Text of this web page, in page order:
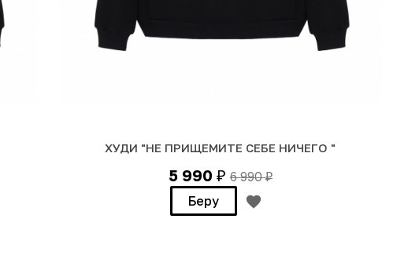
ХУДИ "НЕ ПРИЩЕМИТЕ СЕБЕ НИЧЕГО "
5 990 ₽ 6 990₽
Беру